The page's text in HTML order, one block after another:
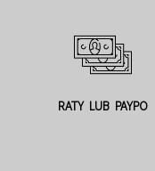
RATY LUB PAYPO